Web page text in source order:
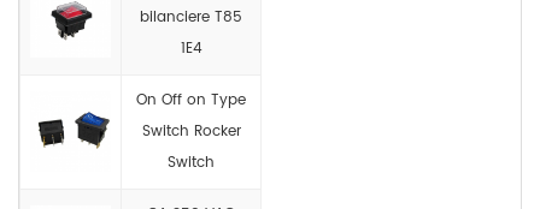
bilanciere T85
1E4
On Off on Type
Switch Rocker
Switch